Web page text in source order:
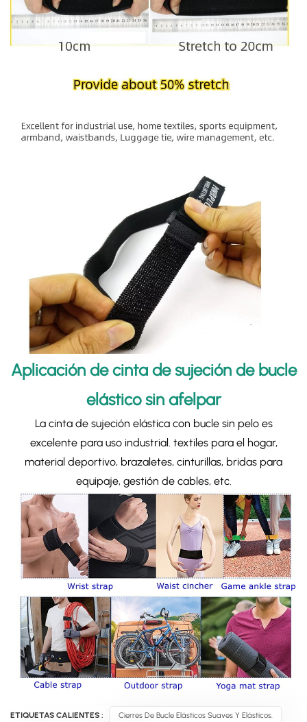
Aplicación de cinta de sujeción de bucle
elástico sin afelpar
La cinta de sujeción elástica con bucle sin pelo es
excelente para uso industrial. textiles para el hogar,
material deportivo, brazaletes, cinturillas, bridas para
equipaje, gestión de cables, etc.
ETIQUETAS CALIENTES : Cierres De Bucle Elásticos Suaves Y Elásticos.